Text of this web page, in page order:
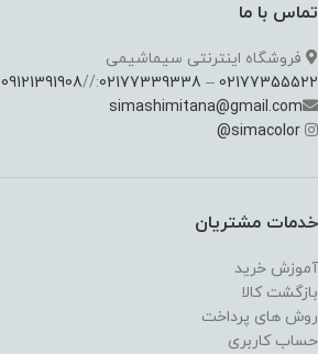
تماس با ما
فروشگاه اینترنتی سیماشیمی
02177355522
–
02177339338
://
09121391908
simashimitana@gmail.com
simacolor
@
خدمات مشتریان
آموزش خرید
بازگشت کالا
روش های پرداخت
حساب کاربری